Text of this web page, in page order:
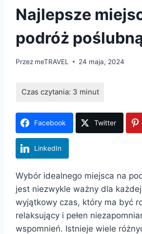
Najlepsze
podróż
Przez meTRAVEL 24 maja, 2024
Facebook Twitter
LinkedIn
Wybór idealnego miejsca na
jest niezwykle ważny dla
wyjątkowy czas, który ma być
relaksujący i pełen
wspomnień. Istnieje wiele